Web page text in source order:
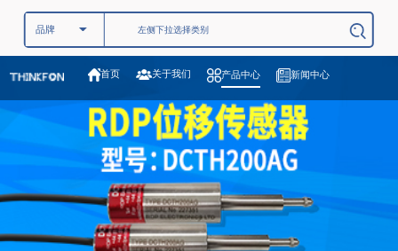
首页 关于我们 产品中心 新闻中心